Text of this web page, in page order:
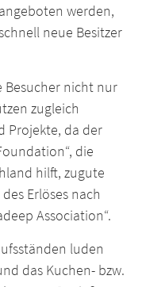
werden,
neue Besitzer
Besucher nicht nur
zugleich
Projekte, da der
die
hilft, zugute
Erlöses nach
Association“.
luden
das Kuchen- bzw.